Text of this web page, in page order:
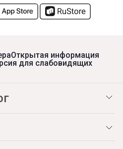
Открытая информация
для слабовидящих